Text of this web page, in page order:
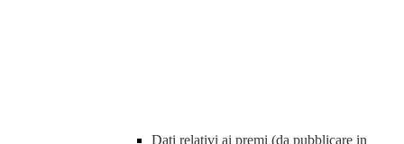
Dati relativi ai premi (da pubblicare in